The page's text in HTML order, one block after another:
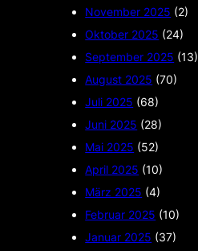
November 2025 (2)
Oktober 2025 (24)
September 2025 (13)
August 2025 (70)
Juli 2025 (68)
Juni 2025 (28)
Mai 2025 (52)
April 2025 (10)
März 2025 (4)
Februar 2025 (10)
Januar 2025 (37)